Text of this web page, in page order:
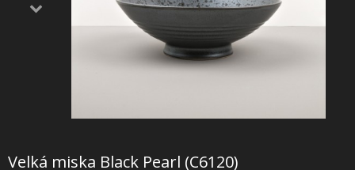
Velká miska Black Pearl (C6120)